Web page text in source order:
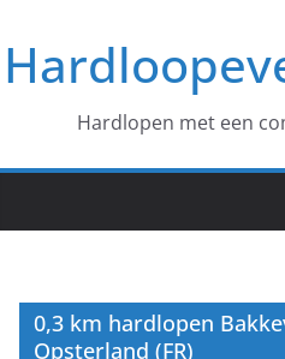
naar
de
Hardlopen met een
0,3 km hardlopen
Opsterland (FR)